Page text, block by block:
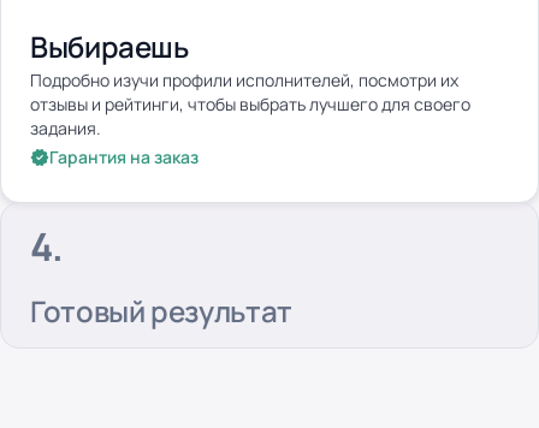
Выбираешь
Подробно изучи профили исполнителей, посмотри их
отзывы и рейтинги, чтобы выбрать лучшего для своего
задания.
Гарантия на заказ
Готовый результат